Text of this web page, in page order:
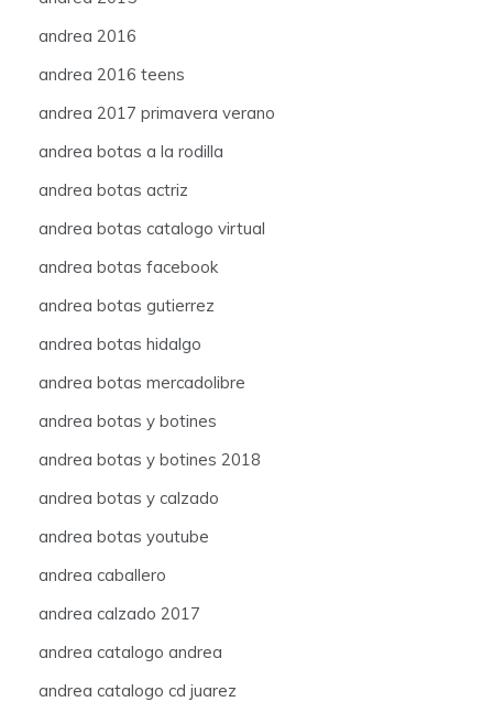
andrea 2016
andrea 2016 teens
andrea 2017 primavera verano
andrea botas a la rodilla
andrea botas actriz
andrea botas catalogo virtual
andrea botas facebook
andrea botas gutierrez
andrea botas hidalgo
andrea botas mercadolibre
andrea botas y botines
andrea botas y botines 2018
andrea botas y calzado
andrea botas youtube
andrea caballero
andrea calzado 2017
andrea catalogo andrea
andrea catalogo cd juarez